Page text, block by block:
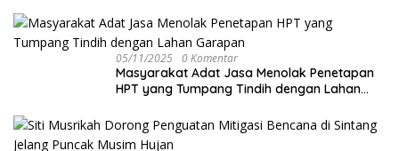
05/11/2025 0 Komentar
Masyarakat Adat Jasa Menolak Penetapan
HPT yang Tumpang Tindih dengan Lahan